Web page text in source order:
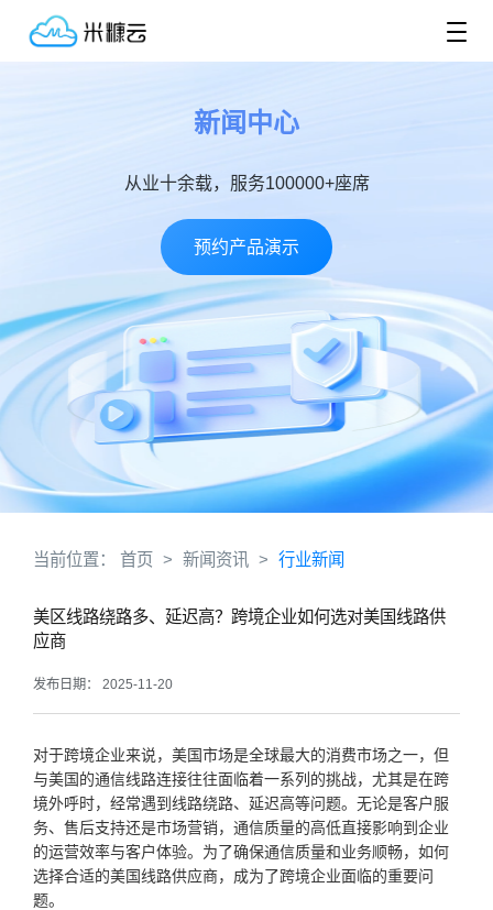
新闻中心
从业十余载，服务100000+座席
预约产品演示
当前位置： 首页 > 新闻资讯 > 行业新闻
美区线路绕路多、延迟高？跨境企业如何选对美国线路供
应商
发布日期： 2025-11-20
对于跨境企业来说，美国市场是全球最大的消费市场之一，但
与美国的通信线路连接往往面临着一系列的挑战，尤其是在跨
境外呼时，经常遇到线路绕路、延迟高等问题。无论是客户服
务、售后支持还是市场营销，通信质量的高低直接影响到企业
的运营效率与客户体验。为了确保通信质量和业务顺畅，如何
选择合适的美国线路供应商，成为了跨境企业面临的重要问
题。